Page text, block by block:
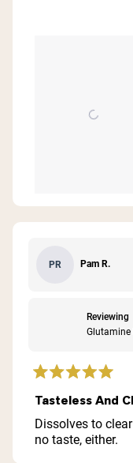
PR Pam R.
Reviewing
Glutamine
Rated
5
out
of
5
stars
Tasteless And
Dissolves to
no taste, either.